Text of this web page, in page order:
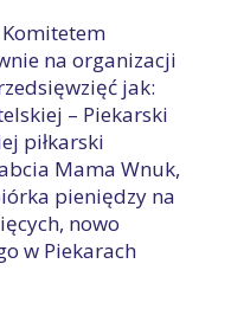
na organizacji
jak:
– Piekarski
piłkarski
Mama Wnuk,
pieniędzy na
nowo
w Piekarach